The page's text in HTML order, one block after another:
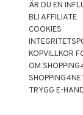
ÄR DU EN
BLI AFFILIATE
COOKIES
KÖPVILLKOR
OM
TRYGG E-